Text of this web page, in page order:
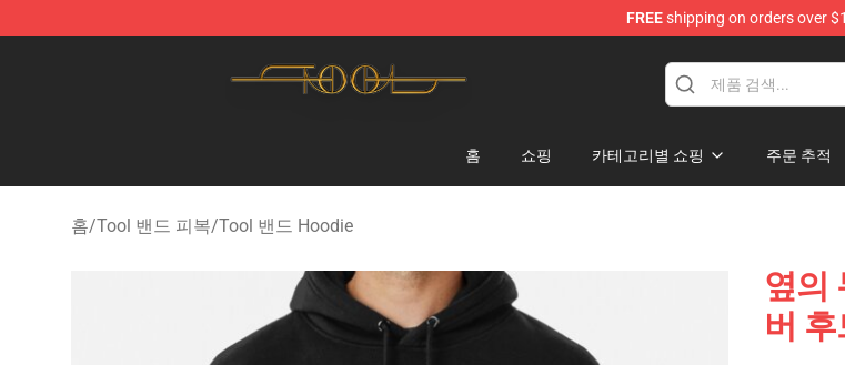
FREEshipping on orders over
홈 쇼핑 카테고리별 쇼핑 주문 추적
홈/Tool 밴드 피복/Tool 밴드 Hoodie
옆의
버 후